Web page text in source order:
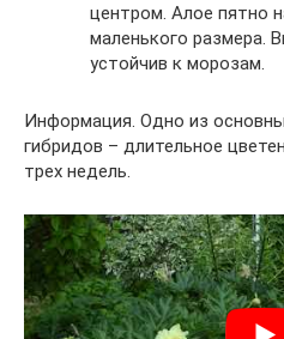
центром. Алое пятно
маленького размера.
устойчив к морозам.
Информация. Одно из
гибридов – длительное
трех недель.